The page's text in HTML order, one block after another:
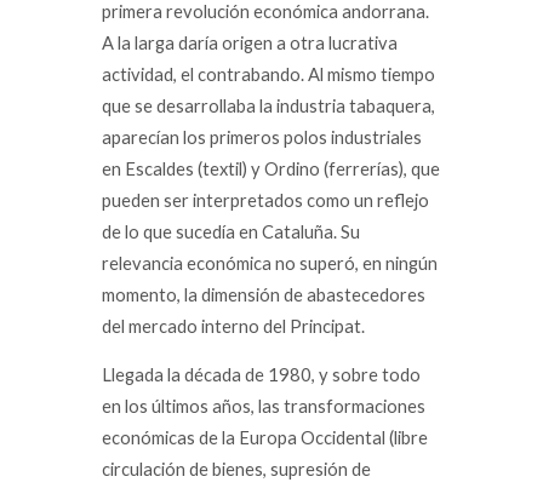
primera revolución económica andorrana.
A la larga daría origen a otra lucrativa
actividad, el contrabando. Al mismo tiempo
que se desarrollaba la industria tabaquera,
aparecían los primeros polos industriales
en Escaldes (textil) y Ordino (ferrerías), que
pueden ser interpretados como un reflejo
de lo que sucedía en Cataluña. Su
relevancia económica no superó, en ningún
momento, la dimensión de abastecedores
del mercado interno del Principat.
Llegada la década de 1980, y sobre todo
en los últimos años, las transformaciones
económicas de la Europa Occidental (libre
circulación de bienes, supresión de